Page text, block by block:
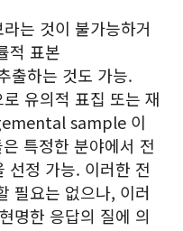
는 것이 불가능하거
적 표본
하는 것도 가능.
유의적 표집 또는 재
sample 이
특정한 분야에서 전
선정 가능. 이러한 전
필요는 없으나, 이러
명한 응답의 질에 의